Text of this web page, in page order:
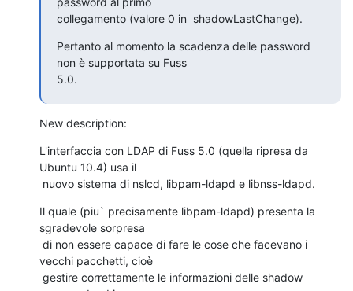
collegamento (valore 0 in  shadowLastChange).
Pertanto al momento la scadenza delle password
non è supportata su Fuss
5.0.
New description:
L'interfaccia con LDAP di Fuss 5.0 (quella ripresa da
Ubuntu 10.4) usa il
nuovo sistema di nslcd, libpam-ldapd e libnss-ldapd.
Il quale (piu` precisamente libpam-ldapd) presenta la
sgradevole sorpresa
vecchi pacchetti, cioè